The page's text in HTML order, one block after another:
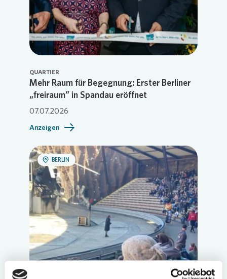
QUARTIER
Mehr Raum für Begegnung: Erster Berliner
„freiraum” in Spandau eröffnet
07.07.2026
Anzeigen
BERLIN